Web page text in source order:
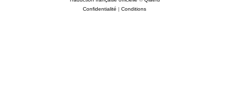
Confidentialité | Conditions